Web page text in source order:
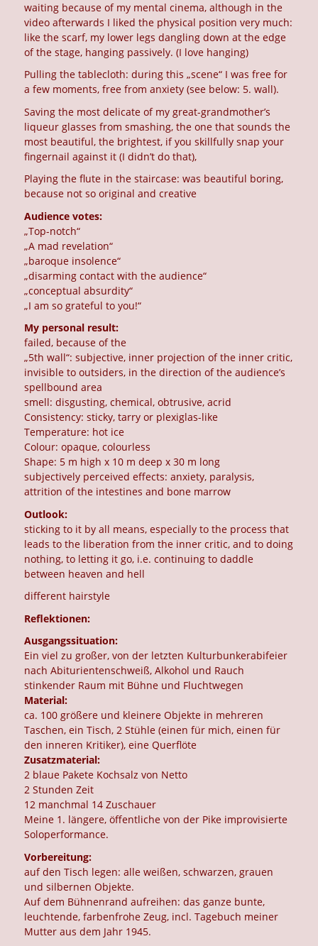
waiting because of my mental cinema, although in the
video afterwards I liked the physical position very much:
like the scarf, my lower legs dangling down at the edge
of the stage, hanging passively. (I love hanging)
Pulling the tablecloth: during this „scene“ I was free for
a few moments, free from anxiety (see below: 5. wall).
Saving the most delicate of my great-grandmother’s
liqueur glasses from smashing, the one that sounds the
most beautiful, the brightest, if you skillfully snap your
fingernail against it (I didn’t do that),
Playing the flute in the staircase: was beautiful boring,
because not so original and creative
Audience votes:
„Top-notch“
„A mad revelation“
„baroque insolence“
„disarming contact with the audience“
„conceptual absurdity“
„I am so grateful to you!“
My personal result:
failed, because of the
„5th wall“: subjective, inner projection of the inner critic,
invisible to outsiders, in the direction of the audience’s
spellbound area
smell: disgusting, chemical, obtrusive, acrid
Consistency: sticky, tarry or plexiglas-like
Temperature: hot ice
Colour: opaque, colourless
Shape: 5 m high x 10 m deep x 30 m long
subjectively perceived effects: anxiety, paralysis,
attrition of the intestines and bone marrow
Outlook:
sticking to it by all means, especially to the process that
leads to the liberation from the inner critic, and to doing
nothing, to letting it go, i.e. continuing to daddle
between heaven and hell
different hairstyle
Reflektionen:
Ausgangssituation:
Ein viel zu großer, von der letzten Kulturbunkerabifeier
nach Abiturientenschweiß, Alkohol und Rauch
stinkender Raum mit Bühne und Fluchtwegen
Material:
ca. 100 größere und kleinere Objekte in mehreren
Taschen, ein Tisch, 2 Stühle (einen für mich, einen für
den inneren Kritiker), eine Querflöte
Zusatzmaterial:
2 blaue Pakete Kochsalz von Netto
2 Stunden Zeit
12 manchmal 14 Zuschauer
Meine 1. längere, öffentliche von der Pike improvisierte
Soloperformance.
Vorbereitung:
auf den Tisch legen: alle weißen, schwarzen, grauen
und silbernen Objekte.
Auf dem Bühnenrand aufreihen: das ganze bunte,
leuchtende, farbenfrohe Zeug, incl. Tagebuch meiner
Mutter aus dem Jahr 1945.